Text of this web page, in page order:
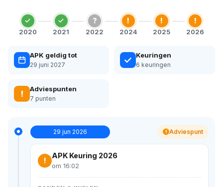
2020 2021
?
2022
!
2024
!
2025
!
2026
APK geldig tot
29 juni 2027
Keuringen
6 keuringen
! Adviespunten
7 punten
29 jun 2026 ! Adviespunt
!
APK Keuring 2026
om 16:02